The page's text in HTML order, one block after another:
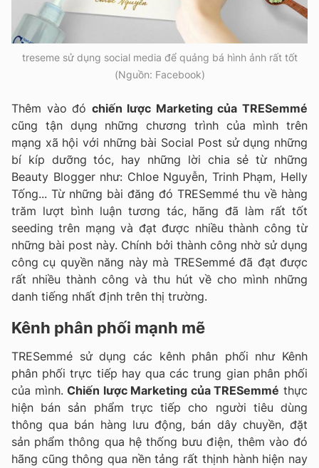
treseme sử dụng social media để quảng bá hình ảnh rất tốt
(Nguồn: Facebook)
Thêm vào đó chiến lược Marketing của TRESemmé
cũng tận dụng những chương trình của mình trên
mạng xã hội với những bài Social Post sử dụng những
bí kíp dưỡng tóc, hay những lời chia sẻ từ những
Beauty Blogger như: Chloe Nguyễn, Trinh Phạm, Helly
Tống... Từ những bài đăng đó TRESemmé thu về hàng
trăm lượt bình luận tương tác, hãng đã làm rất tốt
seeding trên mạng và đạt được nhiều thành công từ
những bài post này. Chính bởi thành công nhờ sử dụng
công cụ quyền năng này mà TRESemmé đã đạt được
rất nhiều thành công và thu hút về cho mình những
danh tiếng nhất định trên thị trường.
Kênh phân phối mạnh mẽ
TRESemmé sử dụng các kênh phân phối như Kênh
phân phối trực tiếp hay qua các trung gian phân phối
của mình.Chiến lược Marketing của TRESemmé thực
hiện bán sản phẩm trực tiếp cho người tiêu dùng
thông qua bán hàng lưu động, bán dây chuyền, đặt
sản phẩm thông qua hệ thống bưu điện, thêm vào đó
hãng cũng thông qua nền tảng rất thịnh hành hiện nay